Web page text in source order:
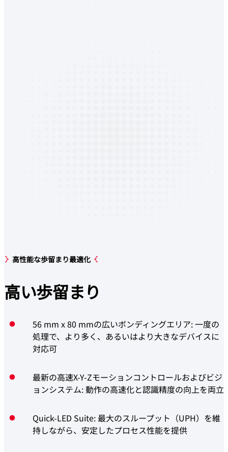
高性能な歩留まり最適化
高い歩留まり
56 mm x 80 mmの広いボンディングエリア: 一度の
処理で、より多く、あるいはより大きなデバイスに
対応可
最新の高速X-Y-Zモーションコントロールおよびビジ
ョンシステム: 動作の高速化と認識精度の向上を両立
Quick-LED Suite: 最大のスループット（UPH）を維
持しながら、安定したプロセス性能を提供